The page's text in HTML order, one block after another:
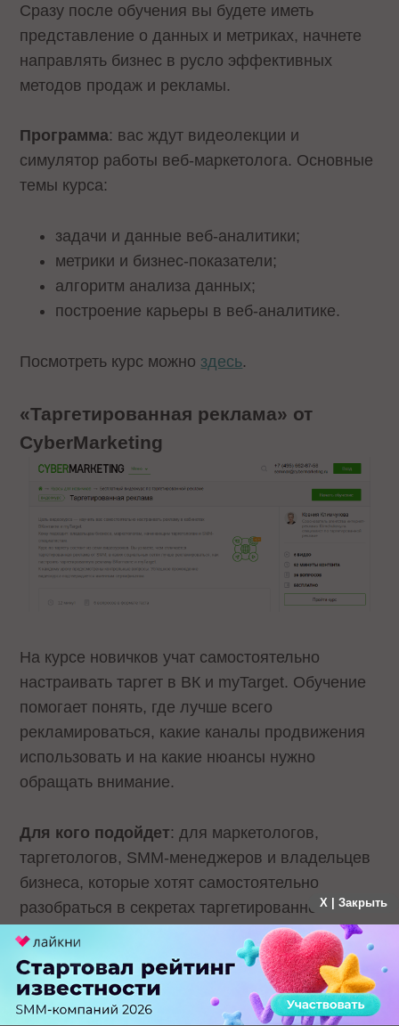
Сразу после обучения вы будете иметь
представление о данных и метриках, начнете
направлять бизнес в русло эффективных
методов продаж и рекламы.
Программа: вас ждут видеолекции и
симулятор работы веб-маркетолога. Основные
темы курса:
задачи и данные веб-аналитики;
метрики и бизнес-показатели;
алгоритм анализа данных;
построение карьеры в веб-аналитике.
Посмотреть курс можно здесь.
«Таргетированная реклама» от
CyberMarketing
На курсе новичков учат самостоятельно
настраивать таргет в ВК и myTarget. Обучение
помогает понять, где лучше всего
рекламироваться, какие каналы продвижения
использовать и на какие нюансы нужно
обращать внимание.
Для кого подойдет: для маркетологов,
таргетологов, SMM-менеджеров и владельцев
бизнеса, которые хотят самостоятельно
разобраться в секретах таргетированной
рекламы, научиться находить свою аудиторию
и создавать релевантную рекламу с высокой
конверсией.
X | Закрыть